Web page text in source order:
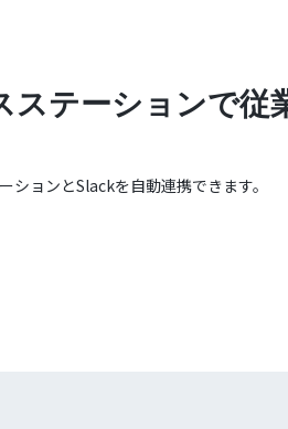
テーションで従
ションとSlackを自動連携できます。